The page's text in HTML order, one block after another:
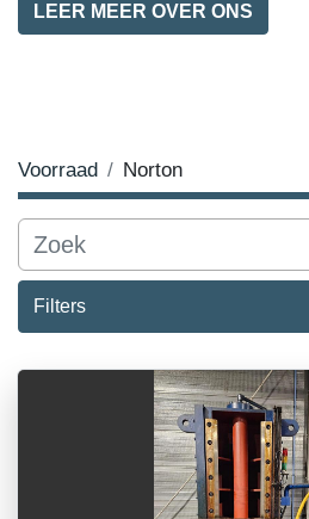
LEER MEER OVER ONS
Voorraad Norton
Filters
Alle categoriën
Sorteren